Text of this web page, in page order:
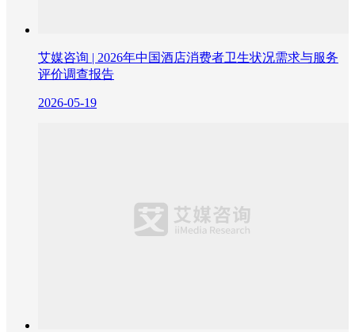
艾媒咨询 | 2026年中国酒店消费者卫生状况需求与服务
评价调查报告
2026-05-19